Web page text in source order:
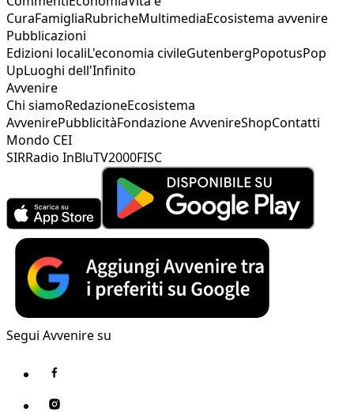
CuraFamigliaRubricheMultimediaEcosistema avvenire
Pubblicazioni
Edizioni localiL'economia civileGutenbergPopotusPop
UpLuoghi dell'Infinito
Avvenire
Chi siamoRedazioneEcosistema
AvvenirePubblicitàFondazione AvvenireShopContatti
Mondo CEI
SIRRadio InBluTV2000FISC
Segui Avvenire su